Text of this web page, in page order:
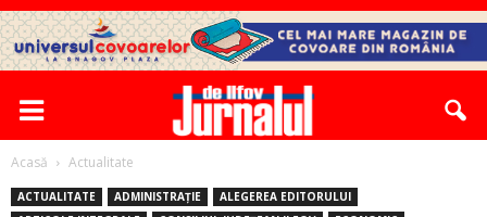
Acasă Actualitate
ACTUALITATE ADMINISTRAȚIE
ALEGEREA EDITORULUI